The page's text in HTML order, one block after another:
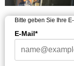
Bitte geben Sie Ihre
E-Mail*